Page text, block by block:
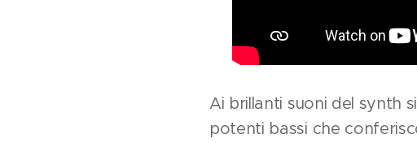
Ai brillanti suoni del synth
potenti bassi che